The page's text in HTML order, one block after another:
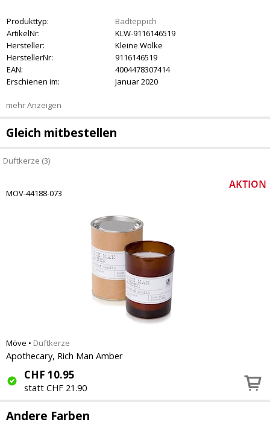
Produkttyp:
Badteppich
ArtikelNr:
KLW-9116146519
Hersteller:
Kleine Wolke
HerstellerNr:
9116146519
EAN:
4004478307414
Erschienen im:
Januar 2020
mehr Anzeigen
Gleich mitbestellen
Duftkerze (3)
MOV-44188-073
Möve • Duftkerze
Apothecary, Rich Man Amber
CHF 10.95
statt CHF 21.90
Andere Farben